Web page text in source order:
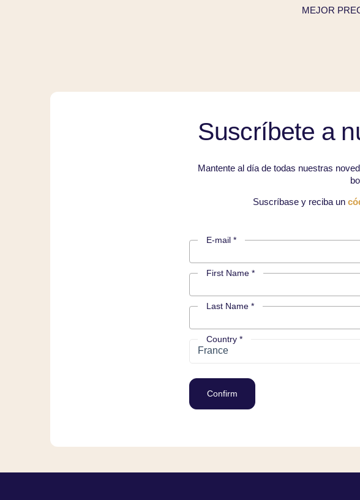
MEJOR
Suscríbete a
Mantente al día de todas nuestras
Suscríbase y reciba un
E-mail *
First Name *
Last Name *
Country *
France
Confirm